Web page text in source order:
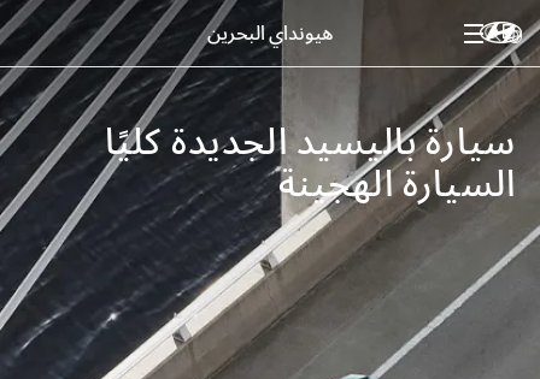
هيونداي البحرين
سيارة باليسيد الجديدة كليًا
السيارة الهجينة